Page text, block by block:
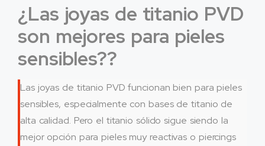
¿Las joyas de titanio PVD
son mejores para pieles
sensibles??
Las joyas de titanio PVD funcionan bien para pieles
sensibles, especialmente con bases de titanio de
alta calidad. Pero el titanio sólido sigue siendo la
mejor opción para pieles muy reactivas o piercings